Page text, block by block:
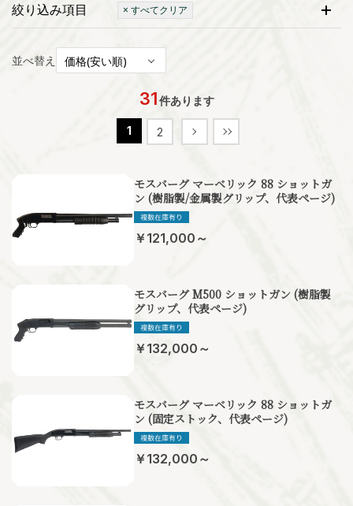
絞り込み項目 × すべてクリア
並べ替え
31件あります
1 2
モスバーグ マーベリック 88 ショットガ
ン (樹脂製/金属製グリップ、代表ページ)
￥121,000～
モスバーグ M500 ショットガン (樹脂製
グリップ、代表ページ)
￥132,000～
モスバーグ マーベリック 88 ショットガ
ン (固定ストック、代表ページ)
￥132,000～